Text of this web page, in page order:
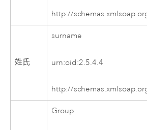
http://
姓氏
surname
urn:oid:2.5.4.4
http://
Group